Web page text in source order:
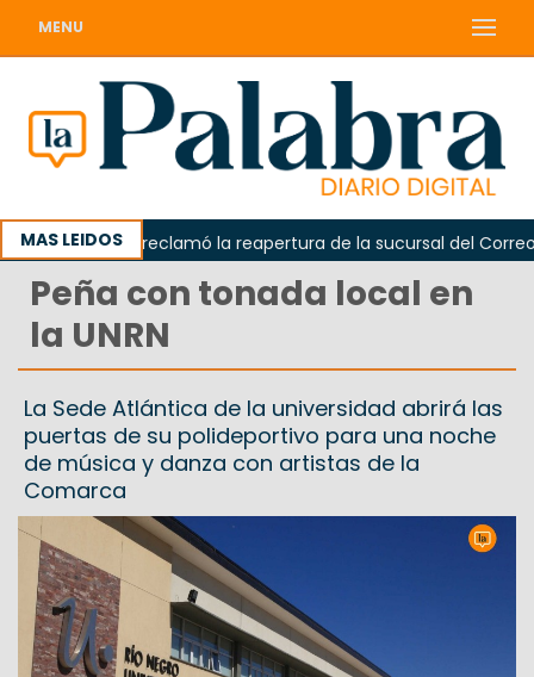
MENU
MAS LEIDOS
Odarda reclamó la reapertura de la sucursal del Correo
Peña con tonada local en
la UNRN
La Sede Atlántica de la universidad abrirá las
puertas de su polideportivo para una noche
de música y danza con artistas de la
Comarca